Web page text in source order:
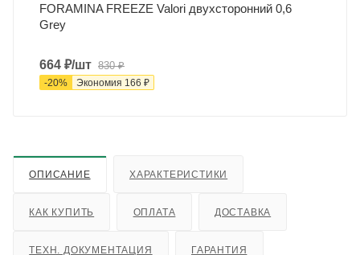
FORAMINA FREEZE Valori двухсторонний 0,6
Grey
664 ₽/шт 830₽
-20% Экономия 166 ₽
ОПИСАНИЕ ХАРАКТЕРИСТИКИ
КАК КУПИТЬ ОПЛАТА ДОСТАВКА
ТЕХН. ДОКУМЕНТАЦИЯ ГАРАНТИЯ